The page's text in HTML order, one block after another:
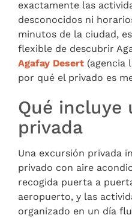
exactamente las
desconocidos ni
minutos de la ciudad,
flexible de descubrir
Agafay Desert (agencia
por qué el privado es
Qué incluye
privada
Una excursión privada
privado con aire
recogida puerta a
aeropuerto, y las
organizado en un día